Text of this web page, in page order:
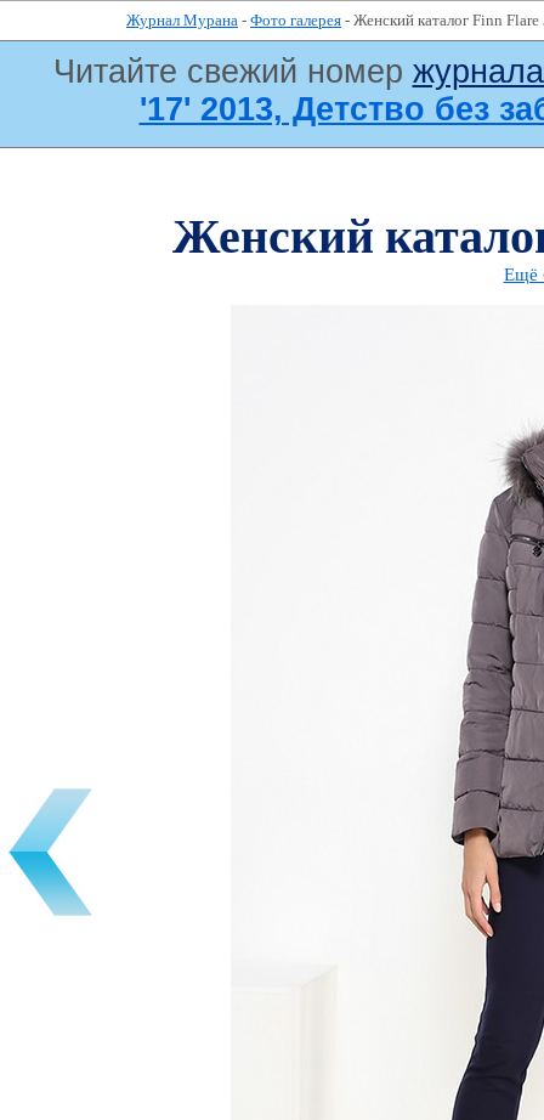
Журнал Мурана - Фото галерея - Женский каталог Finn
Читайте свежий номер
'17' 2013, Детство без
Женский
Ещё